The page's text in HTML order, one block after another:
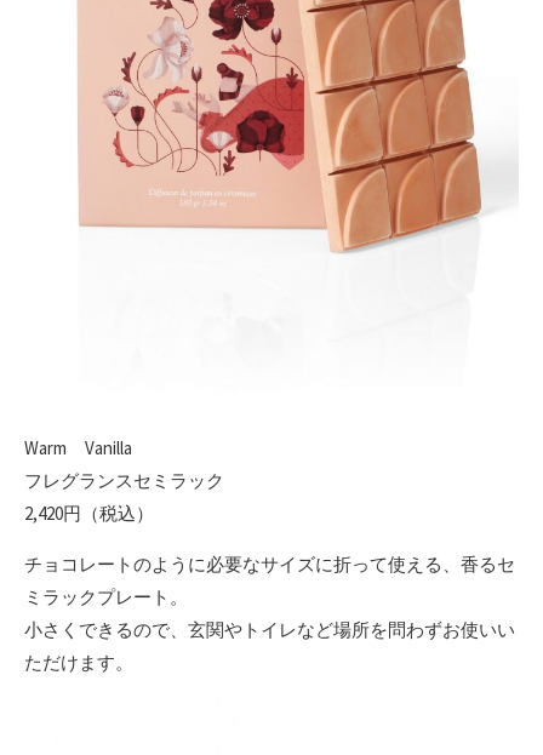
Warm Vanilla
フレグランスセミラック
2,420円（税込）
チョコレートのように必要なサイズに折って使える、香るセ
ミラックプレート。
小さくできるので、玄関やトイレなど場所を問わずお使いい
ただけます。